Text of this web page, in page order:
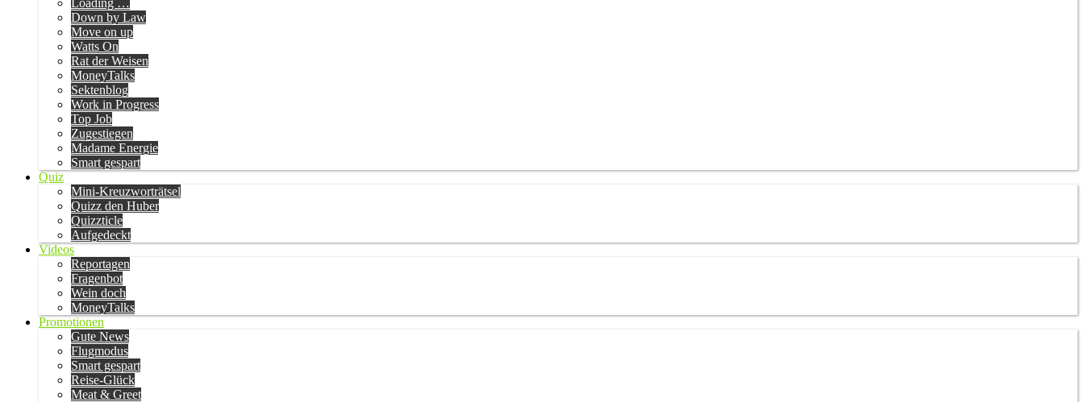
Loading …
Down by Law
Move on up
Watts On
Rat der Weisen
MoneyTalks
Sektenblog
Work in Progress
Top Job
Zugestiegen
Madame Energie
Smart gespart
Quiz
Mini-Kreuzworträtsel
Quizz den Huber
Quizzticle
Aufgedeckt
Videos
Reportagen
Fragenbot
Wein doch
MoneyTalks
Promotionen
Gute News
Flugmodus
Smart gespart
Reise-Glück
Meat & Greet